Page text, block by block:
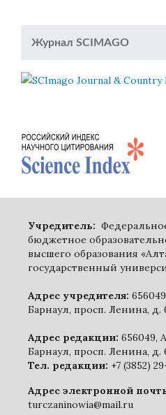
Журнал SCIMAGO
Учредитель:
бюджетное
высшего образования
государственный
Адрес учредителя:
Барнаул, просп. Ленина, д.
Адрес редакции: 656049,
Барнаул, просп. Ленина, д.
Тел. редакции: +7 (3852)
Адрес электронной
turczaninowia@mail.ru